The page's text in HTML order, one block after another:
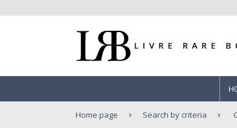
Home page Search by criteria